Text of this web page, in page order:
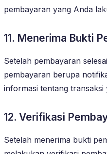
pembayaran yang Anda
11. Menerima Bukti
Setelah pembayaran
pembayaran berupa
informasi tentang
12. Verifikasi
Setelah menerima bukti